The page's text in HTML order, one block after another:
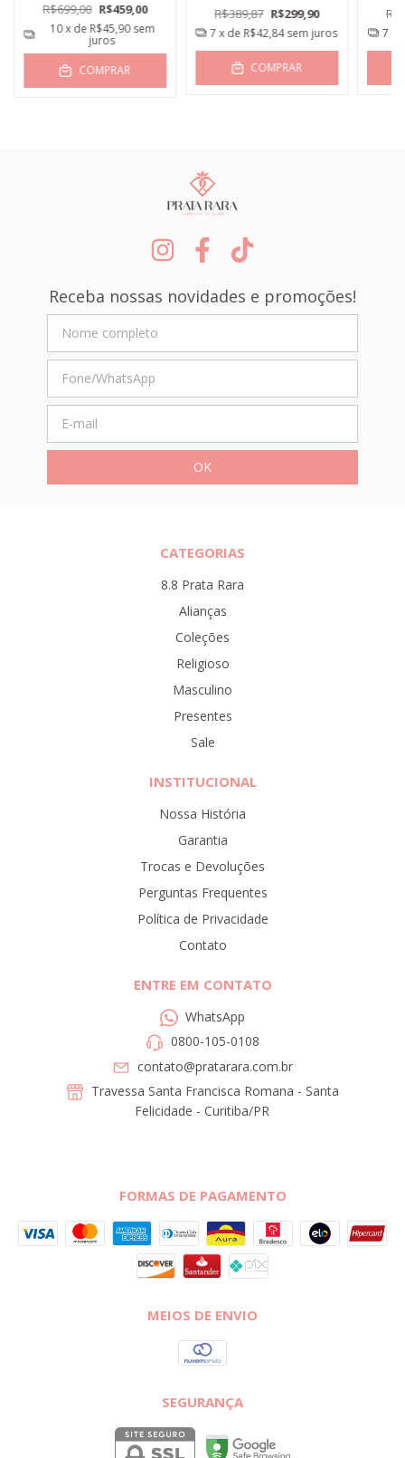
R$699,00 R$459,00
10x de R$45,90 sem
juros
COMPRAR
R$389,87 R$299,90
7 x de R$42,84sem juros
COMPRAR
7
Receba nossas novidades e promoções!
CATEGORIAS
8.8 Prata Rara
Alianças
Coleções
Religioso
Masculino
Presentes
Sale
INSTITUCIONAL
Nossa História
Garantia
Trocas e Devoluções
Perguntas Frequentes
Política de Privacidade
Contato
ENTRE EM CONTATO
WhatsApp
0800-105-0108
contato@pratarara.com.br
Travessa Santa Francisca Romana - Santa
Felicidade - Curitiba/PR
FORMAS DE PAGAMENTO
MEIOS DE ENVIO
SEGURANÇA